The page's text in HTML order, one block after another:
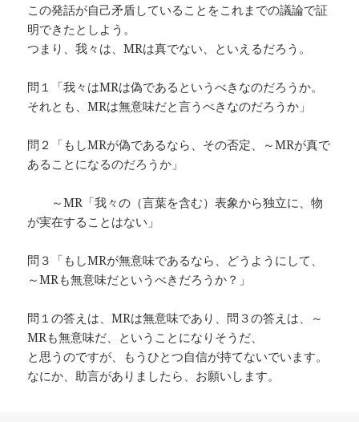
この発話が自己矛盾していることをこれまでの議論で証
明できたとしよう。
つまり、我々は、MRは真でない、といえるだろう。
問１「我々はMRは偽であるというべきなのだろうか。
それとも、MRは無意味だと言うべきなのだろうか」
問２「もしMRが偽であるなら、その否定、～MRが真で
あることになるのだろうか」
～MR「我々の（言葉を含む）表象から独立に、物
が実在することはない」
問３「もしMRが無意味であるなら、どうようにして、
～MRも無意味だというべきだろうか？」
問１の答えは、MRは無意味であり、問３の答えは、～
MRも無意味だ、ということになりそうだ、
と思うのですが、もうひとつ自信が持てないでいます。
なにか、助言がありましたら、お願いします。